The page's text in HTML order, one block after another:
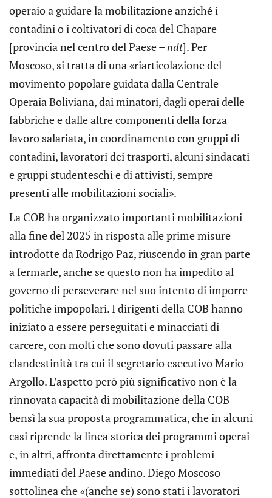
operaio a guidare la mobilitazione anziché i
contadini o i coltivatori di coca del Chapare
[provincia nel centro del Paese –ndt]. Per
Moscoso, si tratta di una «riarticolazione del
movimento popolare guidata dalla Centrale
Operaia Boliviana, dai minatori, dagli operai delle
fabbriche e dalle altre componenti della forza
lavoro salariata, in coordinamento con gruppi di
contadini, lavoratori dei trasporti, alcuni sindacati
e gruppi studenteschi e di attivisti, sempre
presenti alle mobilitazioni sociali».
La COB ha organizzato importanti mobilitazioni
alla fine del 2025 in risposta alle prime misure
introdotte da Rodrigo Paz, riuscendo in gran parte
a fermarle, anche se questo non ha impedito al
governo di perseverare nel suo intento di imporre
politiche impopolari. I dirigenti della COB hanno
iniziato a essere perseguitati e minacciati di
carcere, con molti che sono dovuti passare alla
clandestinità tra cui il segretario esecutivo Mario
Argollo. L’aspetto però più significativo non è la
rinnovata capacità di mobilitazione della COB
bensì la sua proposta programmatica, che in alcuni
casi riprende la linea storica dei programmi operai
e, in altri, affronta direttamente i problemi
immediati del Paese andino. Diego Moscoso
sottolinea che «(anche se) sono stati i lavoratori